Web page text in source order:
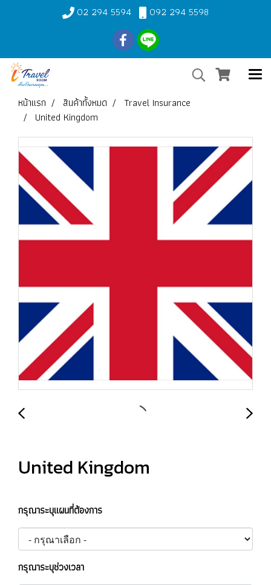
02 294 5594 092 294 5598
หน้าแรก สินค้าทั้งหมด
Travel Insurance
United Kingdom
United Kingdom
กรุณาระบุแผนที่ต้องการ
กรุณาระบุช่วงเวลา